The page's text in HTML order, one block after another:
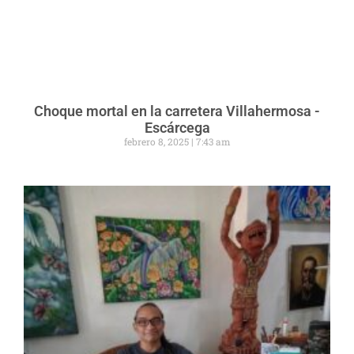
Choque mortal en la carretera Villahermosa -
Escárcega
febrero 8, 2025 7:43 am